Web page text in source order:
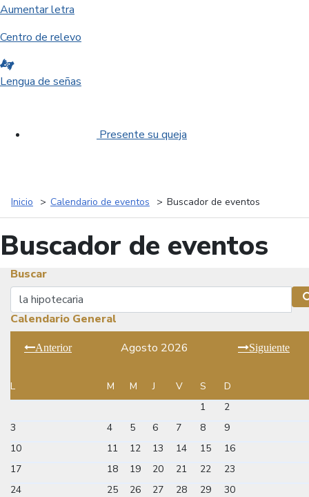
Aumentar letra
Centro de relevo
Lengua de señas
Presente su queja
Inicio Calendario de eventos Buscador de eventos
Buscador de eventos
Buscar
Buscar
Calendario General
Anterior Agosto 2026 Siguiente
L M M J V S
D
1
2
3
4 5 6 7 8
9
10
11 12 13 14 15
16
17
18 19 20 21 22
23
24
25 26 27 28 29
30